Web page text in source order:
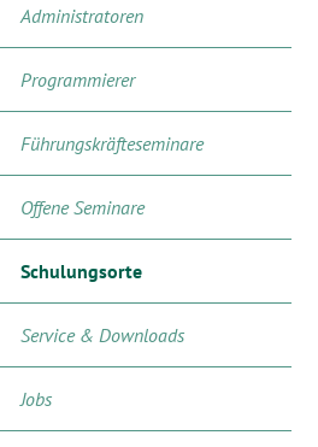
Administratoren
Programmierer
Führungskräfteseminare
Offene Seminare
Schulungsorte
Service & Downloads
Jobs